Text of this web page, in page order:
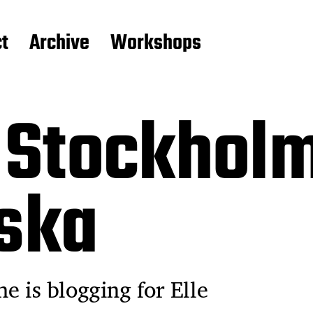
Archive Workshops
is blogging for Elle